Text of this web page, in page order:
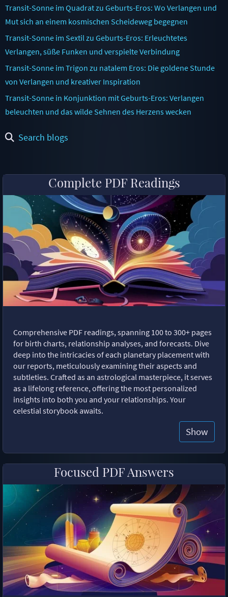
Transit-Sonne im Quadrat zu Geburts-Eros: Wo Verlangen und
Mut sich an einem kosmischen Scheideweg begegnen
Transit-Sonne im Sextil zu Geburts-Eros: Erleuchtetes
Verlangen, süße Funken und verspielte Verbindung
Transit-Sonne im Trigon zu natalem Eros: Die goldene Stunde
von Verlangen und kreativer Inspiration
Transit-Sonne in Konjunktion mit Geburts-Eros: Verlangen
beleuchten und das wilde Sehnen des Herzens wecken
Search blogs
Complete PDF Readings
Comprehensive PDF readings, spanning 100 to 300+ pages
for birth charts, relationship analyses, and forecasts. Dive
deep into the intricacies of each planetary placement with
our reports, meticulously examining their aspects and
subtleties. Crafted as an astrological masterpiece, it serves
as a lifelong reference, offering the most personalized
insights into both you and your relationships. Your
celestial storybook awaits.
Show
Focused PDF Answers